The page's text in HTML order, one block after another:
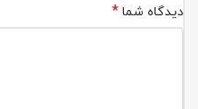
دیدگاه شما *